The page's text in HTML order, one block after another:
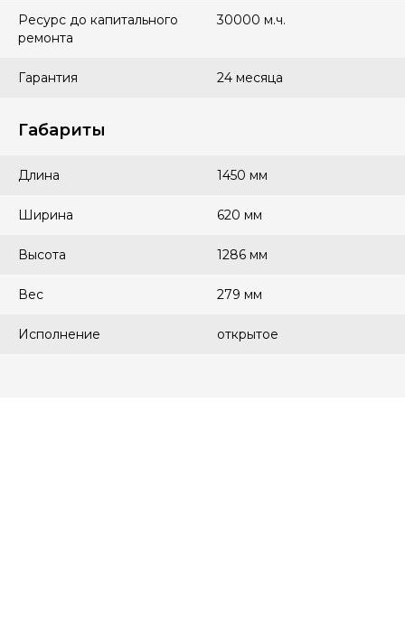
Ресурс до капитального
ремонта
30000 м.ч.
Гарантия 24 месяца
Габариты
Длина 1450 мм
Ширина 620 мм
Высота 1286 мм
Вес 279 мм
Исполнение открытое